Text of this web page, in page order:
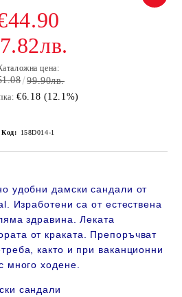
цена:
99.90лв.
€6.18 (12.1%)
Код: 158D014-1
удобни дамски сандали от
Изработeни са от естествена
здравина. Леката
от краката. Препоръчват
както и при ваканционни
много ходене.
сандали